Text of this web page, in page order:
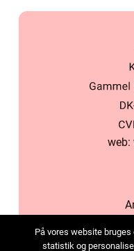
web:
På vores website
statistik og